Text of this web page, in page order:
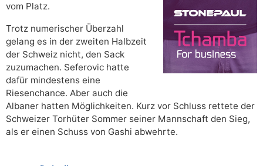
vom Platz.
Trotz numerischer Überzahl
gelang es in der zweiten Halbzeit
der Schweiz nicht, den Sack
zuzumachen. Seferovic hatte
dafür mindestens eine
Riesenchance. Aber auch die
Albaner hatten Möglichkeiten. Kurz vor Schluss rettete der
Schweizer Torhüter Sommer seiner Mannschaft den Sieg,
als er einen Schuss von Gashi abwehrte.